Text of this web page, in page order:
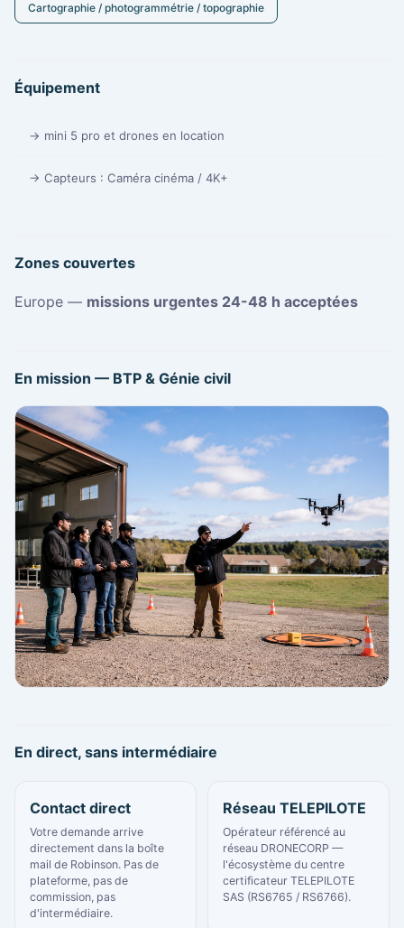
Cartographie / photogrammétrie / topographie
Équipement
→ mini 5 pro et drones en location
→ Capteurs : Caméra cinéma / 4K+
Zones couvertes
Europe — missions urgentes 24-48 h acceptées
En mission — BTP & Génie civil
En direct, sans intermédiaire
Contact direct
Votre demande arrive
directement dans la boîte
mail de Robinson. Pas de
plateforme, pas de
commission, pas
d'intermédiaire.
Réseau TELEPILOTE
Opérateur référencé au
réseau DRONECORP —
l'écosystème du centre
certificateur TELEPILOTE
SAS (RS6765 / RS6766).